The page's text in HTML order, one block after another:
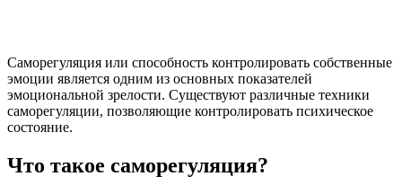
Саморегуляция или способность контролировать собственные
эмоции является одним из основных показателей
эмоциональной зрелости. Существуют различные техники
саморегуляции, позволяющие контролировать психическое
состояние.
Что такое саморегуляция?